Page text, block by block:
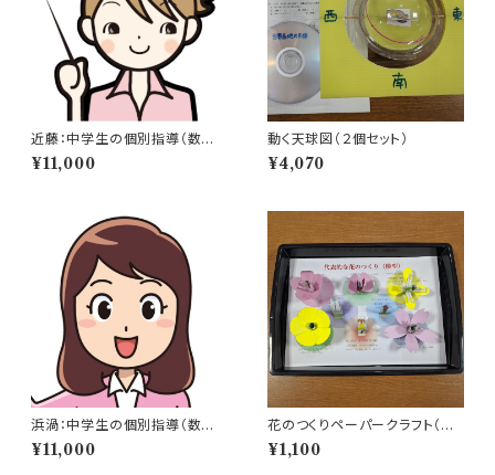
近藤：中学生の個別指導（数学・
物理・化学・英語）
¥11,000
動く天球図（２個セット）
¥4,070
浜渦：中学生の個別指導（数学・
化学・物理・英語）
¥11,000
花のつくりペーパークラフト（基
本セット）
¥1,100